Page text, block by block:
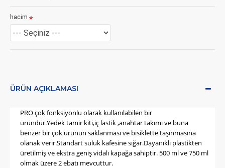
hacim
ÜRÜN AÇIKLAMASI
PROçok fonksiyonlu olarak kullanılabilen bir
üründür.Yedektamir kiti,iç lastik ,anahtar takımı ve buna
benzer bir çok ürünün saklanması ve bisiklette taşınmasına
olanak verir.Standart suluk kafesine sığar.Dayanıklı plastikten
üretilmişveekstra genişvidalı kapağa sahiptir. 500 ml ve 750 ml
olmak üzere 2 ebatı mevcuttur.